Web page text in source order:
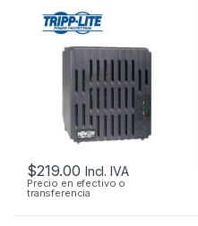
DE 4 TOMAS
$219.00 Incl. IVA
Precio en efectivo o
transferencia